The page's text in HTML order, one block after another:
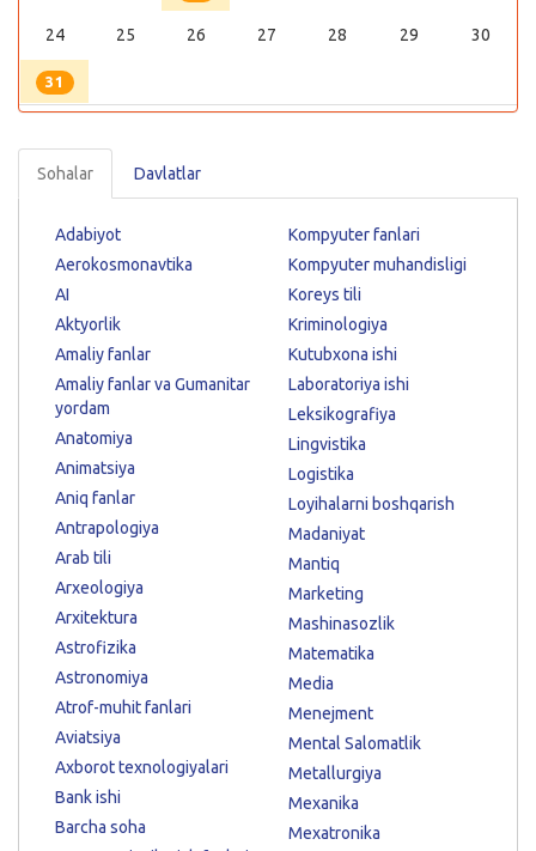
24 25 26 27 28 29 30
31
Sohalar Davlatlar
Adabiyot
Aerokosmonavtika
AI
Aktyorlik
Amaliy fanlar
Amaliy fanlar va Gumanitar
yordam
Anatomiya
Animatsiya
Aniq fanlar
Antrapologiya
Arab tili
Arxeologiya
Arxitektura
Astrofizika
Astronomiya
Atrof-muhit fanlari
Aviatsiya
Axborot texnologiyalari
Bank ishi
Barcha soha
Kompyuter fanlari
Kompyuter muhandisligi
Koreys tili
Kriminologiya
Kutubxona ishi
Laboratoriya ishi
Leksikografiya
Lingvistika
Logistika
Loyihalarni boshqarish
Madaniyat
Mantiq
Marketing
Mashinasozlik
Matematika
Media
Menejment
Mental Salomatlik
Metallurgiya
Mexanika
Mexatronika